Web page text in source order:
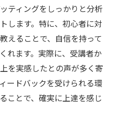
ティングをしっかりと分析
します。特に、初心者に対
えることで、自信を持って
れます。実際に、受講者か
を実感したとの声が多く寄
ードバックを受けられる環
ことで、確実に上達を感じ